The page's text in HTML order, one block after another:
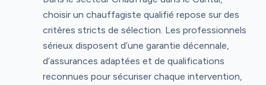
choisir un chauffagiste qualifié repose sur des
critères stricts de sélection. Les professionnels
sérieux disposent d’une garantie décennale,
d’assurances adaptées et de qualifications
reconnues pour sécuriser chaque intervention,